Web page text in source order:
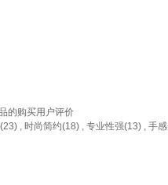
的购买用户评价
, 时尚简约(18) , 专业性强(13) , 手